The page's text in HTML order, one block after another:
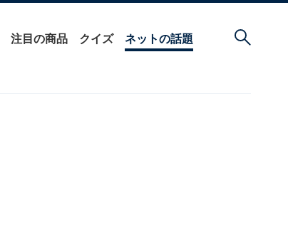
注目の商品 クイズ ネットの話題